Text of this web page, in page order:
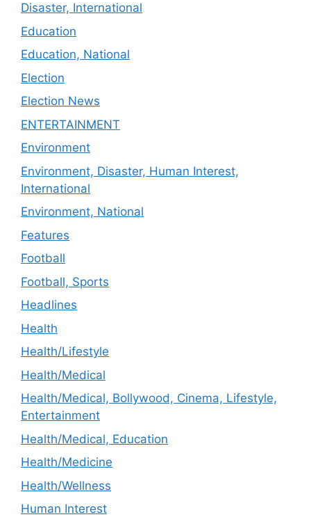
Disaster, International
Education
Education, National
Election
Election News
ENTERTAINMENT
Environment
Environment, Disaster, Human Interest,
International
Environment, National
Features
Football
Football, Sports
Headlines
Health
Health/Lifestyle
Health/Medical
Health/Medical, Bollywood, Cinema, Lifestyle,
Entertainment
Health/Medical, Education
Health/Medicine
Health/Wellness
Human Interest